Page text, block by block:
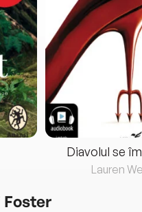
Diavolul se
Lauren
Foster